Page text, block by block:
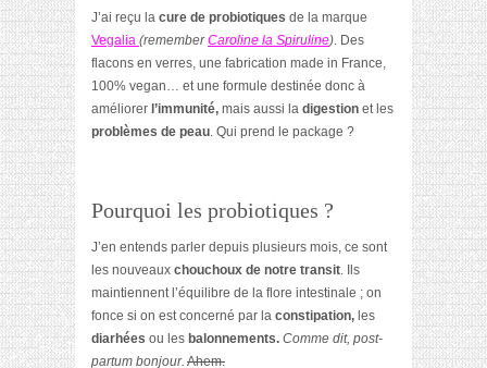
J’ai reçu la cure de probiotiques de la marque
Vegalia (rememberCaroline la Spiruline). Des
flacons en verres, une fabrication made in France,
100% vegan… et une formule destinée donc à
améliorer l’immunité, mais aussi la digestion et les
problèmes de peau. Qui prend le package ?
Pourquoi les probiotiques ?
J’en entends parler depuis plusieurs mois, ce sont
les nouveaux chouchoux de notre transit. Ils
maintiennent l’équilibre de la flore intestinale ; on
fonce si on est concerné par la constipation, les
diarhées ou les balonnements. Comme dit, post-
partum bonjour. Ahem.